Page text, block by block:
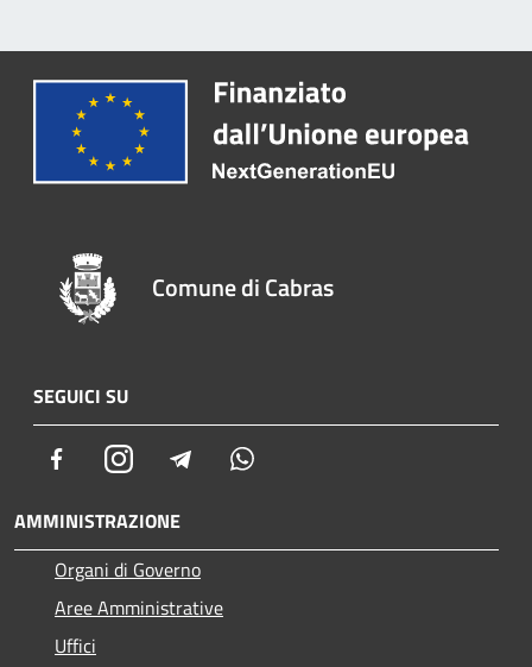
Comune di Cabras
SEGUICI SU
FacebookInstagram Telegram
AMMINISTRAZIONE
Organi di Governo
Aree Amministrative
Uffici